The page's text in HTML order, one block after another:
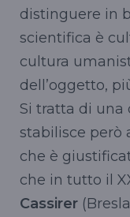
distinguere in
scientifica è
cultura
dell’oggetto,
Si tratta di una
stabilisce però
che è
che in tutto il
Cassirer